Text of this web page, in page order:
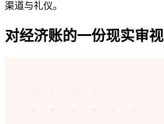
渠道与礼仪。
对经济账的一份现实审视